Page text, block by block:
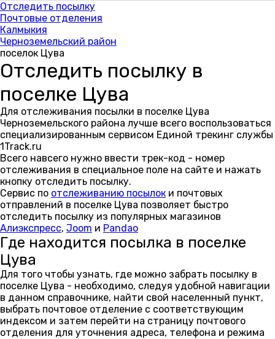
Отследить посылку
Почтовые отделения
Калмыкия
Черноземельский район
поселок Цува
Отследить посылку в
поселке Цува
Для отслеживания посылки в поселке Цува
Черноземельского района лучше всего воспользоваться
специализированным сервисом Единой трекинг службы
1Track.ru
Всего навсего нужно ввести трек-код - номер
отслеживания в специальное поле на сайте и нажать
кнопку отследить посылку.
Сервис по отслеживанию посылок и почтовых
отправлений в поселке Цува позволяет быстро
отследить посылку из популярных магазинов
Алиэкспресс, Joom и Pandao
Где находится посылка в поселке
Цува
Для того чтобы узнать, где можно забрать посылку в
поселке Цува - необходимо, следуя удобной навигации
в данном справочнике, найти свой населенный пункт,
выбрать почтовое отделение с соответствующим
индексом и затем перейти на страницу почтового
отделения для уточнения адреса, телефона и режима